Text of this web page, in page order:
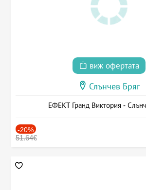
виж офертата
Слънчев Бряг
ЕФЕКТ Гранд Виктория -
-20%
51.64€